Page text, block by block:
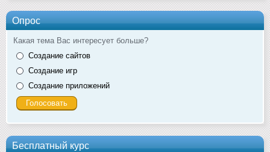
Опрос
Какая тема Вас интересует больше?
Создание сайтов
Создание игр
Создание приложений
Бесплатный курс